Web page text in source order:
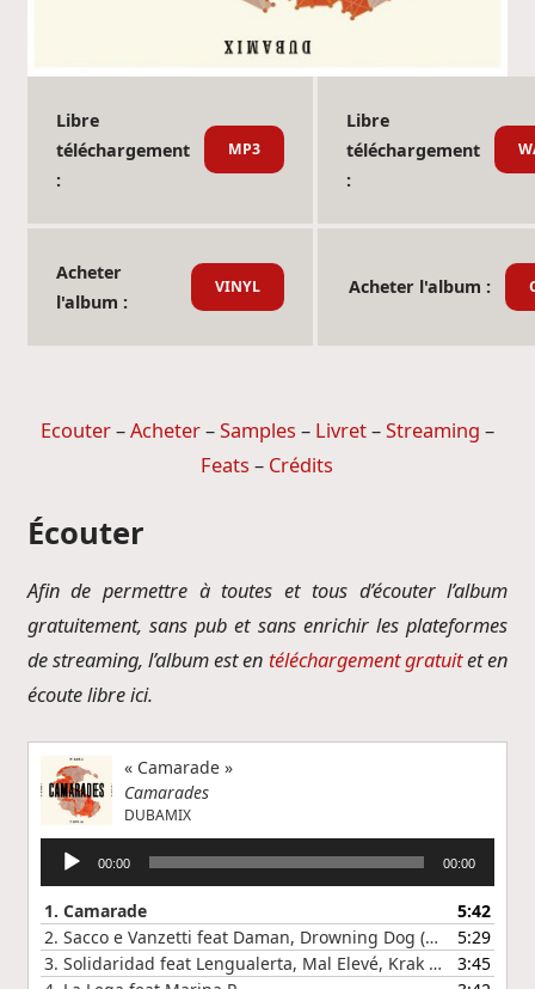
Libre
téléchargement
:
MP3
Libre
téléchargement
:
Acheter
l'album :
VINYL Acheter l'album :
Ecouter–Acheter–Samples – Livret–Streaming –
Feats – Crédits
Écouter
Afin de permettre à toutes et tous d’écouter l’album
gratuitement, sans pub et sans enrichir les plateformes
de streaming, l’album est en téléchargement gratuitet en
écoute libre ici.
« Camarade »
Camarades
DUBAMIX
Lecteur
audio
00:00 00:00
1. Camarade
5:42
2. Sacco e Vanzetti feat Daman, Drowning Dog (DDM)
5:29
3. Solidaridad feat Lengualerta, Mal Elevé, Krak in Dub
3:45